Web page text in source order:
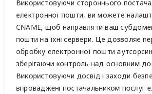
Використовуючи стороннього
електронної пошти, ви можете
CNAME, щоб направляти ваш
пошти на їхні сервери. Це дозволяє
обробку електронної пошти
зберігаючи контроль над основним
Використовуючи досвід і заходи
впроваджені постачальником послуг